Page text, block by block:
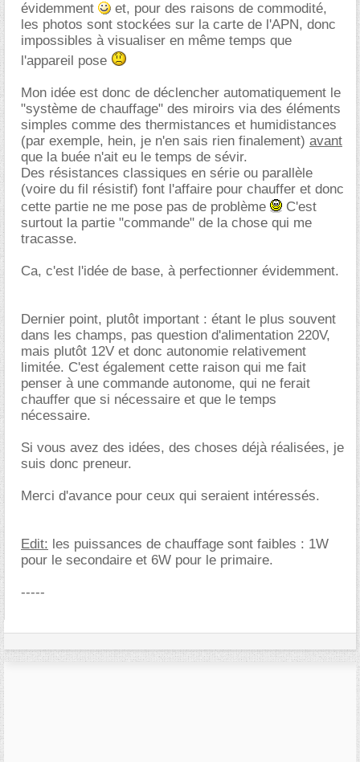
évidemment
et, pour des raisons de commodité,
les photos sont stockées sur la carte de l'APN, donc
impossibles à visualiser en même temps que
l'appareil pose
Mon idée est donc de déclencher automatiquement le
"système de chauffage" des miroirs via des éléments
simples comme des thermistances et humidistances
(par exemple, hein, je n'en sais rien finalement) avant
que la buée n'ait eu le temps de sévir.
Des résistances classiques en série ou parallèle
(voire du fil résistif) font l'affaire pour chauffer et donc
cette partie ne me pose pas de problème
C'est
surtout la partie "commande" de la chose qui me
tracasse.
Ca, c'est l'idée de base, à perfectionner évidemment.
Dernier point, plutôt important : étant le plus souvent
dans les champs, pas question d'alimentation 220V,
mais plutôt 12V et donc autonomie relativement
limitée. C'est également cette raison qui me fait
penser à une commande autonome, qui ne ferait
chauffer que si nécessaire et que le temps
nécessaire.
Si vous avez des idées, des choses déjà réalisées, je
suis donc preneur.
Merci d'avance pour ceux qui seraient intéressés.
Edit: les puissances de chauffage sont faibles : 1W
pour le secondaire et 6W pour le primaire.
-----